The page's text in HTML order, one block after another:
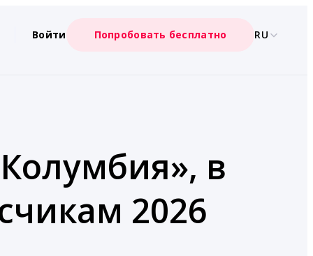
Войти Попробовать бесплатно RU
в
2026